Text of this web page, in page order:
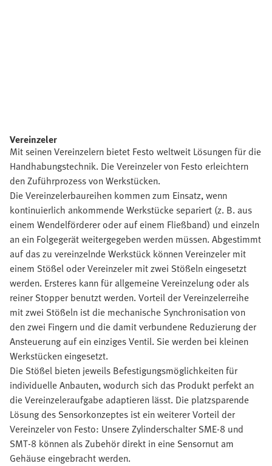
Vereinzeler
Mit seinen Vereinzelern bietet Festo weltweit Lösungen für die
Handhabungstechnik. Die Vereinzeler von Festo erleichtern
den Zuführprozess von Werkstücken.
Die Vereinzelerbaureihen kommen zum Einsatz, wenn
kontinuierlich ankommende Werkstücke separiert (z. B. aus
einem Wendelförderer oder auf einem Fließband) und einzeln
an ein Folgegerät weitergegeben werden müssen. Abgestimmt
auf das zu vereinzelnde Werkstück können Vereinzeler mit
einem Stößel oder Vereinzeler mit zwei Stößeln eingesetzt
werden. Ersteres kann für allgemeine Vereinzelung oder als
reiner Stopper benutzt werden. Vorteil der Vereinzelerreihe
mit zwei Stößeln ist die mechanische Synchronisation von
den zwei Fingern und die damit verbundene Reduzierung der
Ansteuerung auf ein einziges Ventil. Sie werden bei kleinen
Werkstücken eingesetzt.
Die Stößel bieten jeweils Befestigungsmöglichkeiten für
individuelle Anbauten, wodurch sich das Produkt perfekt an
die Vereinzeleraufgabe adaptieren lässt. Die platzsparende
Lösung des Sensorkonzeptes ist ein weiterer Vorteil der
Vereinzeler von Festo: Unsere Zylinderschalter SME-8 und
SMT-8 können als Zubehör direkt in eine Sensornut am
Gehäuse eingebracht werden.